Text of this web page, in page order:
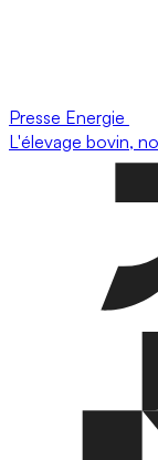
Presse Energie
L'élevage bovin,